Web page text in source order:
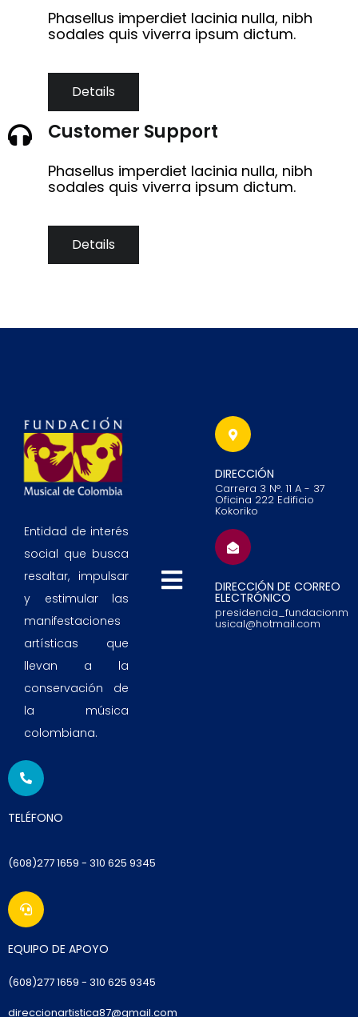
Phasellus imperdiet lacinia nulla, nibh
sodales quis viverra ipsum dictum.
Details
Customer Support
Phasellus imperdiet lacinia nulla, nibh
sodales quis viverra ipsum dictum.
Details
Entidad de interés
social que busca
resaltar, impulsar
y estimular las
manifestaciones
artísticas que
llevan a la
conservación de
la música
colombiana.
DIRECCIÓN
Carrera 3 N°. 11 A - 37
Oficina 222 Edificio
Kokoriko
DIRECCIÓN DE CORREO
ELECTRÓNICO
presidencia_fundacionm
usical@hotmail.com
TELÉFONO
(608)277 1659 - 310 625 9345
EQUIPO DE APOYO
(608)277 1659 - 310 625 9345
direccionartistica87@gmail.com